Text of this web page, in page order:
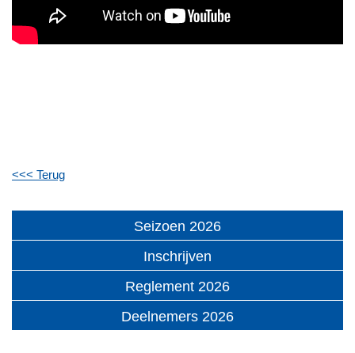
<<< Terug
Seizoen 2026
Inschrijven
Reglement 2026
Deelnemers 2026